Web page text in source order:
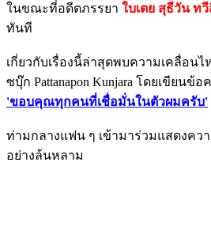
ในขณะที่อดีตภรรยา ใบเตย สุธีวัน ท
ทันที
เกี่ยวกับเรื่องนี้ล่าสุดพบความเคลื่อนไ
ซบุ๊ก Pattanapon Kunjara โดยเขียนข้
'ขอบคุณทุกคนที่เชื่อมั่นในตัวผมครับ'
ท่ามกลางแฟน ๆ เข้ามาร่วมแสดงคว
อย่างล้นหลาม